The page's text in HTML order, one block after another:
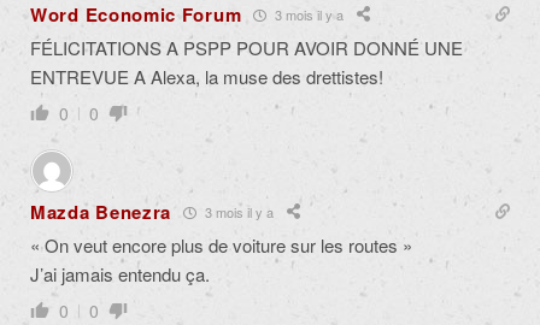
Word Economic Forum 3 mois il y a
FÉLICITATIONS A PSPP POUR AVOIR DONNÉ UNE
ENTREVUE A Alexa, la muse des drettistes!
0 0
Mazda Benezra 3 mois il y a
« On veut encore plus de voiture sur les routes »
J’ai jamais entendu ça.
0 0